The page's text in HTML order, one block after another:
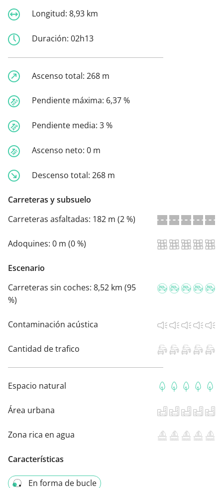
Longitud: 8,93 km
Duración: 02h13
Ascenso total: 268 m
Pendiente máxima: 6,37 %
Pendiente media: 3 %
Ascenso neto: 0 m
Descenso total: 268 m
Carreteras y subsuelo
Carreteras asfaltadas: 182 m (2 %)
Adoquines: 0 m (0 %)
Escenario
Carreteras sin coches: 8,52 km (95
%)
Contaminación acústica
Cantidad de trafico
Espacio natural
Área urbana
Zona rica en agua
Características
En forma de bucle